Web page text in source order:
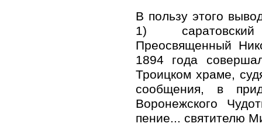
В пользу этого
1)
Преосвященный
1894 года
Троицком храме,
сообщения, в
Воронежского
пение... святителю